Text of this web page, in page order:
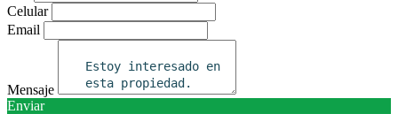
Celular
Email
Mensaje
Enviar